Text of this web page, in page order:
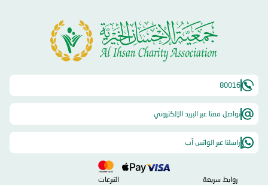
80016
تواصل معنا عبر البريد الإلكتروني
راسلنا عبر الواتس آب
روابط سريعة التبرعات